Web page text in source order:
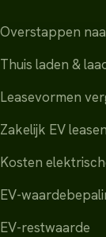
Overstappen
Thuis laden &
Leasevormen
Zakelijk EV leasen
Kosten
EV-
EV-restwaarde